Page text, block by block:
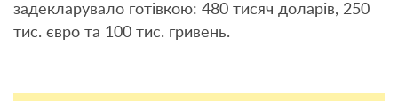
задекларувало готівкою: 480 тисяч доларів, 250
тис. євро та 100 тис. гривень.